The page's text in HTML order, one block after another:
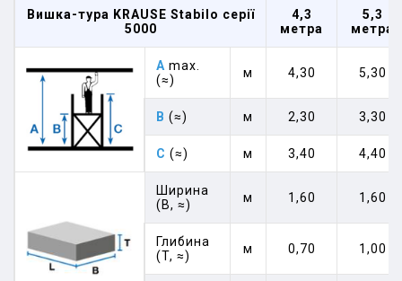
Вишка-тура KRAUSE Stabilo серії
5000
4,3
метра
5,3
метра
A max.
(≈)
м 4,30 5,30
B (≈) м 2,30 3,30
C (≈) м 3,40 4,40
Ширина
(B, ≈)
м 1,60 1,60
Глибина
(T, ≈)
м 0,70 1,00